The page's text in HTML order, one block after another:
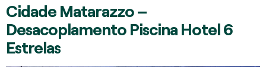
Cidade Matarazzo –
Desacoplamento Piscina Hotel 6
Estrelas